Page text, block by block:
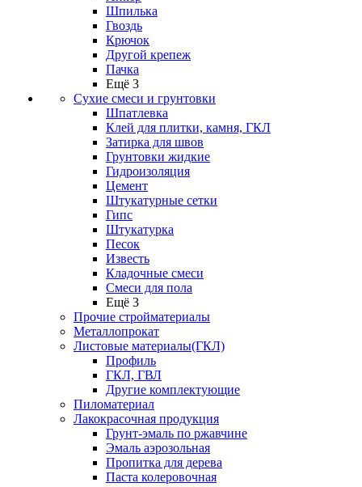
Шпилька
Гвоздь
Крючок
Другой крепеж
Пачка
Ещё 3
Сухие смеси и грунтовки
Шпатлевка
Клей для плитки, камня, ГКЛ
Затирка для швов
Грунтовки жидкие
Гидроизоляция
Цемент
Штукатурные сетки
Гипс
Штукатурка
Песок
Известь
Кладочные смеси
Смеси для пола
Ещё 3
Прочие стройматериалы
Металлопрокат
Листовые материалы(ГКЛ)
Профиль
ГКЛ, ГВЛ
Другие комплектующие
Пиломатериал
Лакокрасочная продукция
Грунт-эмаль по ржавчине
Эмаль аэрозольная
Пропитка для дерева
Паста колеровочная